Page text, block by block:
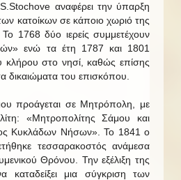
αναφέρει την ύπαρξη
κατοίκων σε κάποιο χωριό της
1768 δύο ιερείς συμμετέχουν
ενώ τα έτη 1787 και 1801
κλήρου στο νησί, καθώς επίσης
δικαιώματα του επισκόπου.
προάγεται σε Μητρόπολη, με
«Μητροπολίτης Σάμου και
Κυκλάδων Νήσων». Το 1841 ο
τεσσαρακοστός ανάμεσα
Θρόνου. Την εξέλιξη της
καταδείξει μια σύγκριση των